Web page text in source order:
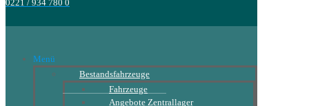
0221 / 934 780 0
Menü
Bestandsfahrzeuge
Fahrzeuge
Angebote Zentrallager